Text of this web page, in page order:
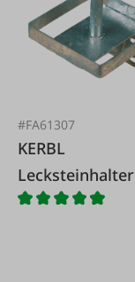
#FA61307
KERBL
Lecksteinhalter
Metall